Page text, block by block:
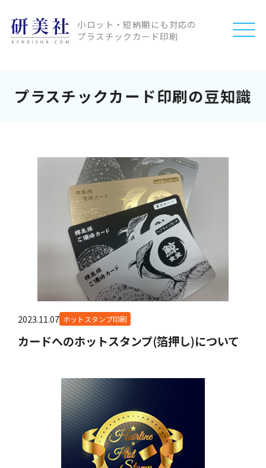
小ロット・短納期にも対応の
プラスチックカード印刷
プラスチックカード印刷の豆知識
2023.11.07 ホットスタンプ印刷
カードへのホットスタンプ(箔押し)について